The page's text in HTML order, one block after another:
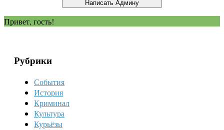
Привет, гость!
Рубрики
События
История
Криминал
Культура
Курьёзы